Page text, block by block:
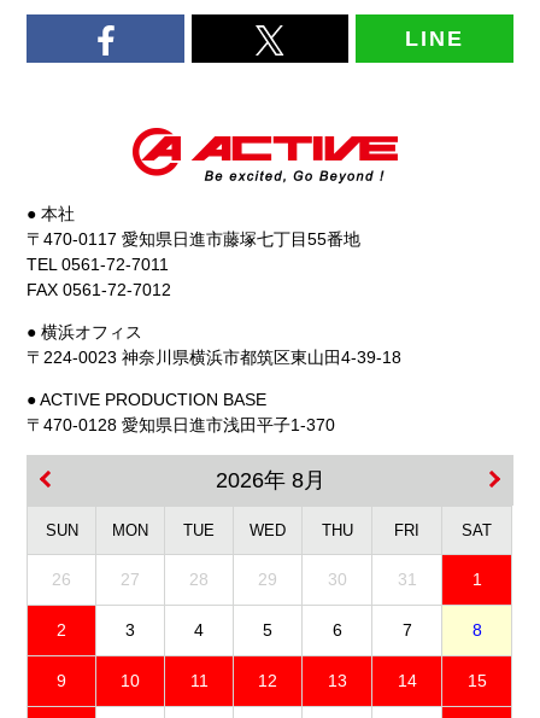
LINE
● 本社
〒470-0117 愛知県日進市藤塚七丁目55番地
TEL 0561-72-7011
FAX 0561-72-7012
● 横浜オフィス
〒224-0023 神奈川県横浜市都筑区東山田4-39-18
● ACTIVE PRODUCTION BASE
〒470-0128 愛知県日進市浅田平子1-370
2026年 8月
SUN MON TUE WED THU FRI SAT
26 27 28 29 30 31 1
2 3 4 5 6 7 8
9 10 11 12 13 14 15